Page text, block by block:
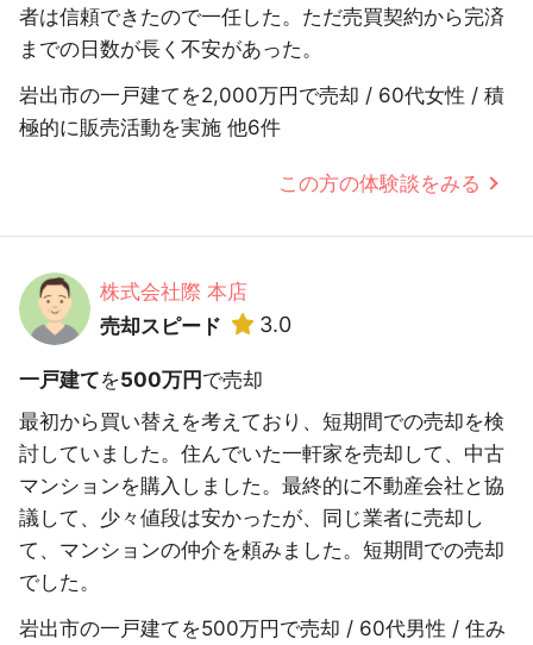
者は信頼できたので一任した。ただ売買契約から完済
までの日数が長く不安があった。
岩出市の一戸建てを2,000万円で売却 / 60代女性 / 積
極的に販売活動を実施 他6件
この方の体験談をみる
株式会社際 本店
売却スピード
3.0
一戸建てを500万円で売却
最初から買い替えを考えており、短期間での売却を検
討していました。住んでいた一軒家を売却して、中古
マンションを購入しました。最終的に不動産会社と協
議して、少々値段は安かったが、同じ業者に売却し
て、マンションの仲介を頼みました。短期間での売却
でした。
岩出市の一戸建てを500万円で売却 / 60代男性 / 住み